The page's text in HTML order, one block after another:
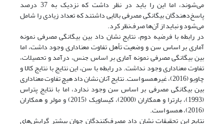
می‌شوند، اما این را باید در نظر داشت که نزدیک به 37 درصد
پاسخ‌دهندگان بیگانگی مصرفی بالایی داشتند که تعداد زیادی را شامل
می‌شود و نباید از آن‌ها صرف‌نظر کرد.
در رابطه با فرضیه دوم، نتایج نشان داد بین بیگانگی مصرفی نمونه
آماری بر اساس سن و وضعیت تأهل تفاوت معناداری وجود داشت، اما
بین بیگانگی مصرفی نمونه آماری بر اساس جنس، درآمد و تحصیلات،
تفاوت معناداری وجود نداشت. در رابطه با سن، این نتایج با نتایج کالا و
چاوبو (2016)، غیرهمسو است. نتایج آنان نشان داد هیچ تفاوت معناداری
بین بیگانگی مصرفی بر اساس سن وجود ندارد، اما با نتایج پتراس
(1993)، بارترا و همکاران (2000)، کیساویک (2015) و مولر و همکاران
(2016)، همسو است.
نتایج این تحقیقات نشان داد مصرف‌کنندگان جوان بیشتر گرایش‌های